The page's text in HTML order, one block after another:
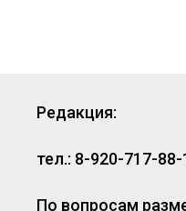
Редакция:
тел.: 8-920-717-88-
По вопросам